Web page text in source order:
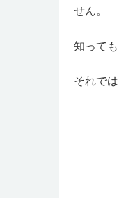
せん。
知って
それで